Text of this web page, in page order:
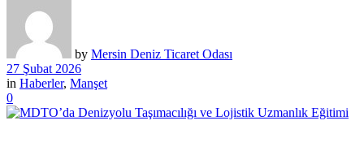
by Mersin Deniz Ticaret Odası
27 Şubat 2026
in Haberler, Manşet
0